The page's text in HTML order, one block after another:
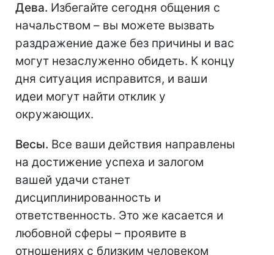
Дева. Избегайте сегодня общения с
начальством – вы можете вызвать
раздражение даже без причины и вас
могут незаслуженно обидеть. К концу
дня ситуация исправится, и ваши
идеи могут найти отклик у
окружающих.
Весы. Все ваши действия направлены
на достижение успеха и залогом
вашей удачи станет
дисциплинированность и
ответственность. Это же касается и
любовной сферы – проявите в
отношениях с близким человеком